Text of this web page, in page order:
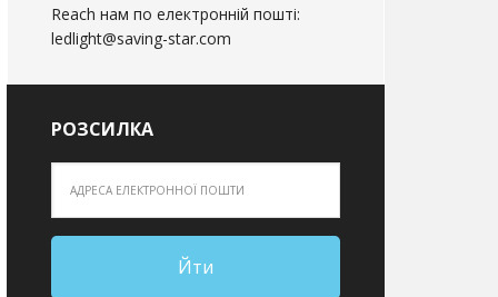
Reach нам по електронній пошті:
ledlight@saving-star.com
РОЗСИЛКА